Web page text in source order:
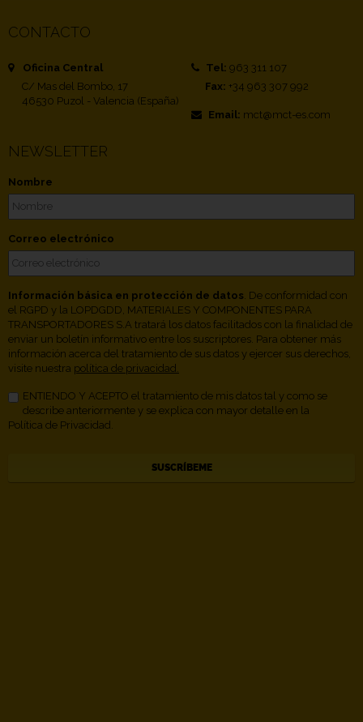
CONTACTO
Oficina Central
C/ Mas del Bombo, 17
46530 Puzol - Valencia (España)
Tel: 963 311 107
Fax: +34 963 307 992
Email: mct@mct-es.com
NEWSLETTER
Nombre
Correo electrónico
Información básica en protección de datos . De conformidad con
el RGPD y la LOPDGDD, MATERIALES Y COMPONENTES PARA
TRANSPORTADORES S.A tratará los datos facilitados con la finalidad de
enviar un boletín informativo entre los suscriptores. Para obtener más
información acerca del tratamiento de sus datos y ejercer sus derechos,
visite nuestra política de privacidad.
ENTIENDO Y ACEPTO el tratamiento de mis datos tal y como se
describe anteriormente y se explica con mayor detalle en la
Política de Privacidad.